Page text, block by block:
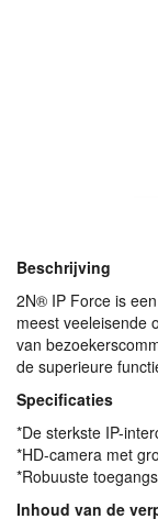
Beschrijving
2N® IP Force is
meest veeleisende
van
de superieure
Specificaties
*De sterkste IP-
*HD-camera met
*Robuuste
Inhoud van de